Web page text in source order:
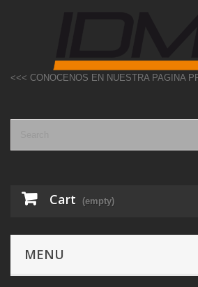
<<< CONOCENOS EN NUESTRA PAGINA
Cart (empty)
MENU